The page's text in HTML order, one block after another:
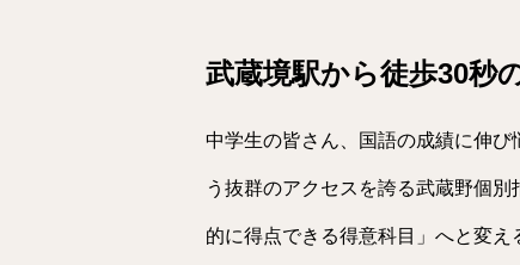
武蔵境駅から徒歩30秒
中学生の皆さん、国語の成績に伸
う抜群のアクセスを誇る武蔵野個
的に得点できる得意科目」へと変え